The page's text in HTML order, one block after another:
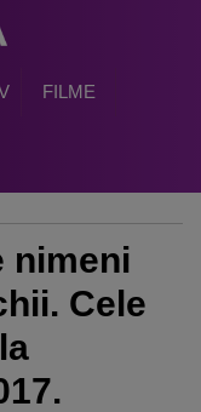
FILME
nimeni
Cele